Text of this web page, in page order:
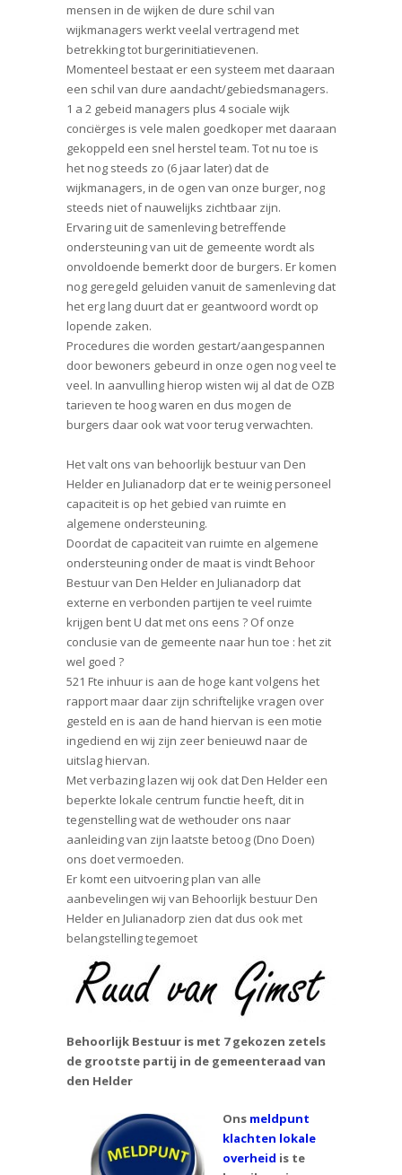
mensen in de wijken de dure schil van
wijkmanagers werkt veelal vertragend met
betrekking tot burgerinitiatievenen.
Momenteel bestaat er een systeem met daaraan
een schil van dure aandacht/gebiedsmanagers.
1 a 2 gebeid managers plus 4 sociale wijk
conciërges is vele malen goedkoper met daaraan
gekoppeld een snel herstel team. Tot nu toe is
het nog steeds zo (6 jaar later) dat de
wijkmanagers, in de ogen van onze burger, nog
steeds niet of nauwelijks zichtbaar zijn.
Ervaring uit de samenleving betreffende
ondersteuning van uit de gemeente wordt als
onvoldoende bemerkt door de burgers. Er komen
nog geregeld geluiden vanuit de samenleving dat
het erg lang duurt dat er geantwoord wordt op
lopende zaken.
Procedures die worden gestart/aangespannen
door bewoners gebeurd in onze ogen nog veel te
veel. In aanvulling hierop wisten wij al dat de OZB
tarieven te hoog waren en dus mogen de
burgers daar ook wat voor terug verwachten.
Het valt ons van behoorlijk bestuur van Den
Helder en Julianadorp dat er te weinig personeel
capaciteit is op het gebied van ruimte en
algemene ondersteuning.
Doordat de capaciteit van ruimte en algemene
ondersteuning onder de maat is vindt Behoor
Bestuur van Den Helder en Julianadorp dat
externe en verbonden partijen te veel ruimte
krijgen bent U dat met ons eens ? Of onze
conclusie van de gemeente naar hun toe : het zit
wel goed ?
521 Fte inhuur is aan de hoge kant volgens het
rapport maar daar zijn schriftelijke vragen over
gesteld en is aan de hand hiervan is een motie
ingediend en wij zijn zeer benieuwd naar de
uitslag hiervan.
Met verbazing lazen wij ook dat Den Helder een
beperkte lokale centrum functie heeft, dit in
tegenstelling wat de wethouder ons naar
aanleiding van zijn laatste betoog (Dno Doen)
ons doet vermoeden.
Er komt een uitvoering plan van alle
aanbevelingen wij van Behoorlijk bestuur Den
Helder en Julianadorp zien dat dus ook met
belangstelling tegemoet
Behoorlijk Bestuur is met 7 gekozen zetels
de grootste partij in de gemeenteraad van
den Helder
Ons meldpunt
klachten lokale
overheid is te